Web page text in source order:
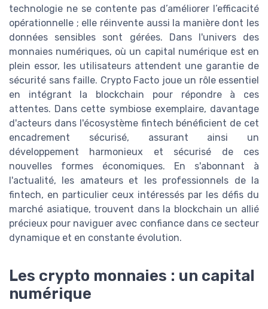
technologie ne se contente pas d’améliorer l’efficacité
opérationnelle ; elle réinvente aussi la manière dont les
données sensibles sont gérées. Dans l'univers des
monnaies numériques, où un capital numérique est en
plein essor, les utilisateurs attendent une garantie de
sécurité sans faille. Crypto Facto joue un rôle essentiel
en intégrant la blockchain pour répondre à ces
attentes. Dans cette symbiose exemplaire, davantage
d'acteurs dans l'écosystème fintech bénéficient de cet
encadrement sécurisé, assurant ainsi un
développement harmonieux et sécurisé de ces
nouvelles formes économiques. En s'abonnant à
l'actualité, les amateurs et les professionnels de la
fintech, en particulier ceux intéressés par les défis du
marché asiatique, trouvent dans la blockchain un allié
précieux pour naviguer avec confiance dans ce secteur
dynamique et en constante évolution.
Les crypto monnaies : un capital
numérique